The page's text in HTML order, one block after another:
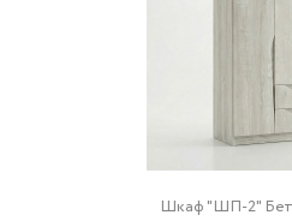
Шкаф "ШП-2"